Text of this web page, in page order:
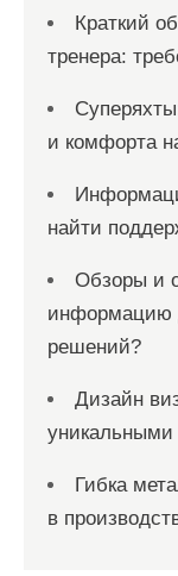
Краткий
тренера:
и комфорта
найти
Обзоры и
информацию
решений?
Дизайн
Гибка
в